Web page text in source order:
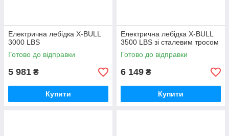
Електрична лебідка X-BULL
3000 LBS
Готово до відправки
5 981 ₴
Купити
Електрична лебідка X-BULL
3500 LBS зі сталевим тросом
Готово до відправки
6 149 ₴
Купити